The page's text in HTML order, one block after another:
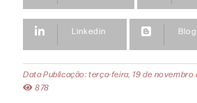
Linkedin
Data Publicação: terça-feira, 19 de novembro
878